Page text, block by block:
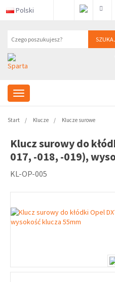
Polski
Start Klucze Klucze surowe
Klucz surowy do
017, -018, -019),
KL-OP-005